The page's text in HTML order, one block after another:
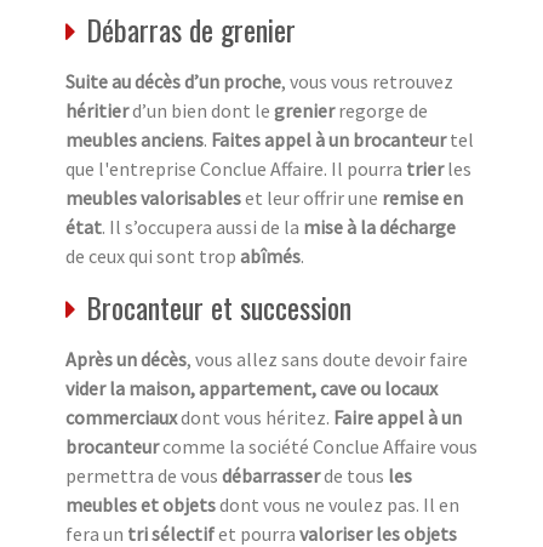
Débarras de grenier
Suite au décès d’un proche, vous vous retrouvez
héritierd’un bien dont le grenierregorge de
meubles anciens. Faites appel à un brocanteurtel
que l'entreprise Conclue Affaire. Il pourra trierles
meubles valorisableset leur offrir une remise en
état. Il s’occupera aussi de la mise à la décharge
de ceux qui sont trop abîmés.
Brocanteur et succession
Après un décès, vous allez sans doute devoir faire
vider la maison, appartement, cave ou locaux
commerciauxdont vous héritez. Faire appel à un
brocanteurcomme la société Conclue Affaire vous
permettra de vous débarrasserde tous les
meubles et objetsdont vous ne voulez pas. Il en
fera un tri sélectifet pourra valoriser les objets